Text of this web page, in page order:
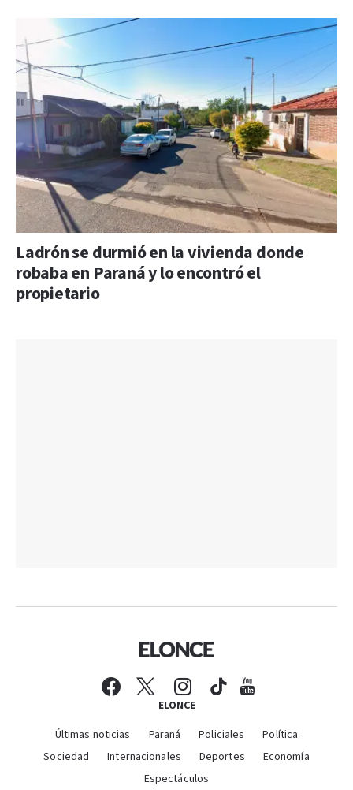
Ladrón se durmió en la vivienda donde
robaba en Paraná y lo encontró el
propietario
ELONCE
Últimas noticias Paraná Policiales
Política
Sociedad
Internacionales Deportes
Economía
Espectáculos